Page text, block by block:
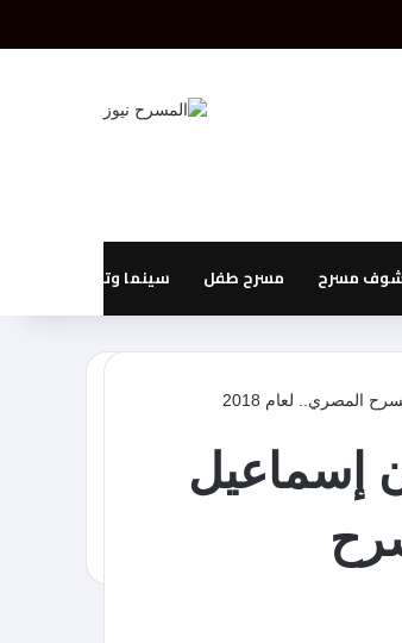
مسرح مسرح طفل سينما وتليفزيون
المصري.. لعام 2018
إسماعيل